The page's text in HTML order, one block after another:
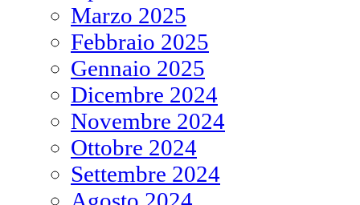
Marzo 2025
Febbraio 2025
Gennaio 2025
Dicembre 2024
Novembre 2024
Ottobre 2024
Settembre 2024
Agosto 2024